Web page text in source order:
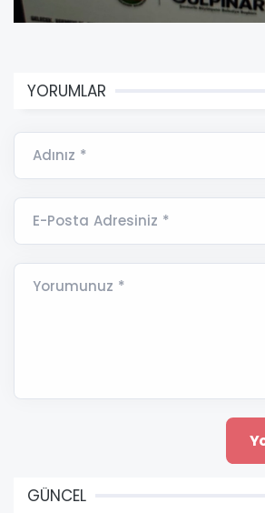
YORUMLAR
Adınız *
E-Posta Adresiniz *
Yorumunuz *
GÜNCEL